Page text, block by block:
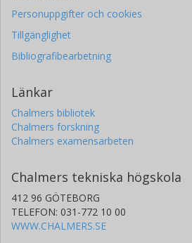
Personuppgifter och cookies
Tillgänglighet
Bibliografibearbetning
Länkar
Chalmers bibliotek
Chalmers forskning
Chalmers examensarbeten
Chalmers tekniska högskola
412 96 GÖTEBORG
TELEFON: 031-772 10 00
WWW.CHALMERS.SE